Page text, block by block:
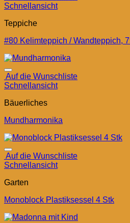
Schnellansicht
Teppiche
#80 Kelimteppich / Wandteppich,
Auf die Wunschliste
Schnellansicht
Bäuerliches
Mundharmonika
Auf die Wunschliste
Schnellansicht
Garten
Monoblock Plastiksessel 4 Stk